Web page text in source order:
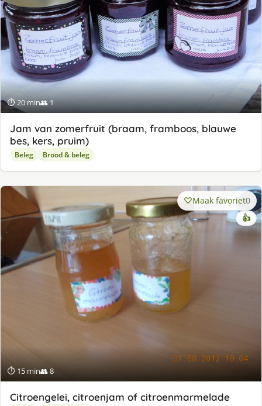
⏱ 20 min👥 1
Jam van zomerfruit (braam, framboos, blauwe
bes, kers, pruim)
Beleg Brood & beleg
⏱ 15 min👥 8
Maak favoriet0
👍
Citroengelei, citroenjam of citroenmarmelade